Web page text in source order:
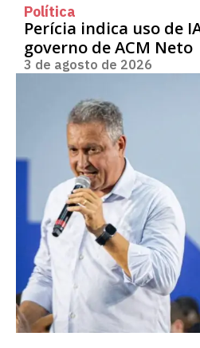
Política
Perícia indica uso de
governo de ACM Neto
3 de agosto de 2026